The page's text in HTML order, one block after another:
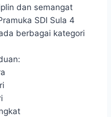
dan semangat
SDI Sula 4
berbagai kategori